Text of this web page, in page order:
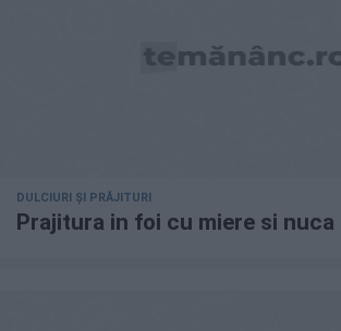
DULCIURI ȘI PRĂJITURI
Prajitura in foi cu miere si nuca